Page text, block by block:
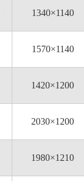
1340×1140
1570×1140
1420×1200
2030×1200
1980×1210